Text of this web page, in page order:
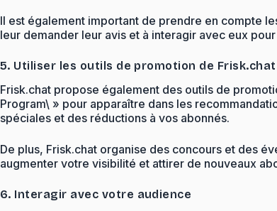
Il est également important de prendre en compte
leur demander leur avis et à interagir avec eux
5. Utiliser les outils de promotion de Frisk.chat
Frisk.chat propose également des outils de
Program\ » pour apparaître dans les
spéciales et des réductions à vos abonnés.
De plus, Frisk.chat organise des concours et des
augmenter votre visibilité et attirer de nouveaux
6. Interagir avec votre audience